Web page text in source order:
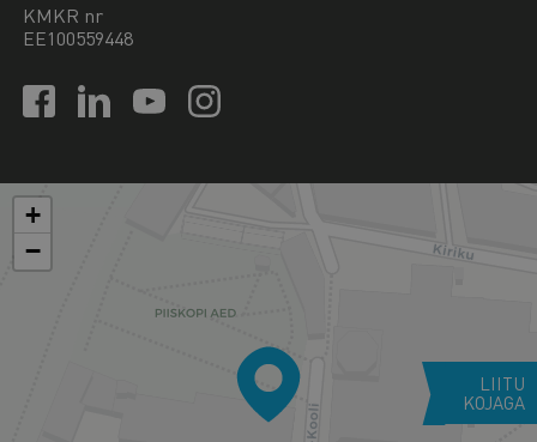
KMKR nr
EE100559448
+
−
LIITU
KOJAGA